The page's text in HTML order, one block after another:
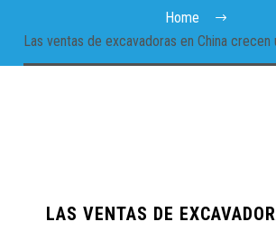
Home
Las ventas de excavadoras en China crecen
LAS VENTAS DE